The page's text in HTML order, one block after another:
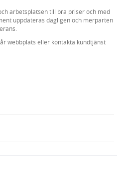
arbetsplatsen till bra priser och med
uppdateras dagligen och merparten
webbplats eller kontakta kundtjänst